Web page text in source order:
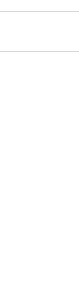
尖下垂、鼻梁偏斜等
就医处理。